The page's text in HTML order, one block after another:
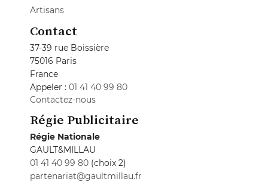
Artisans
Contact
37-39 rue Boissière
75016 Paris
France
Appeler : 01 41 40 99 80
Contactez-nous
Régie Publicitaire
Régie Nationale
GAULT&MILLAU
01 41 40 99 80 (choix 2)
partenariat@gaultmillau.fr